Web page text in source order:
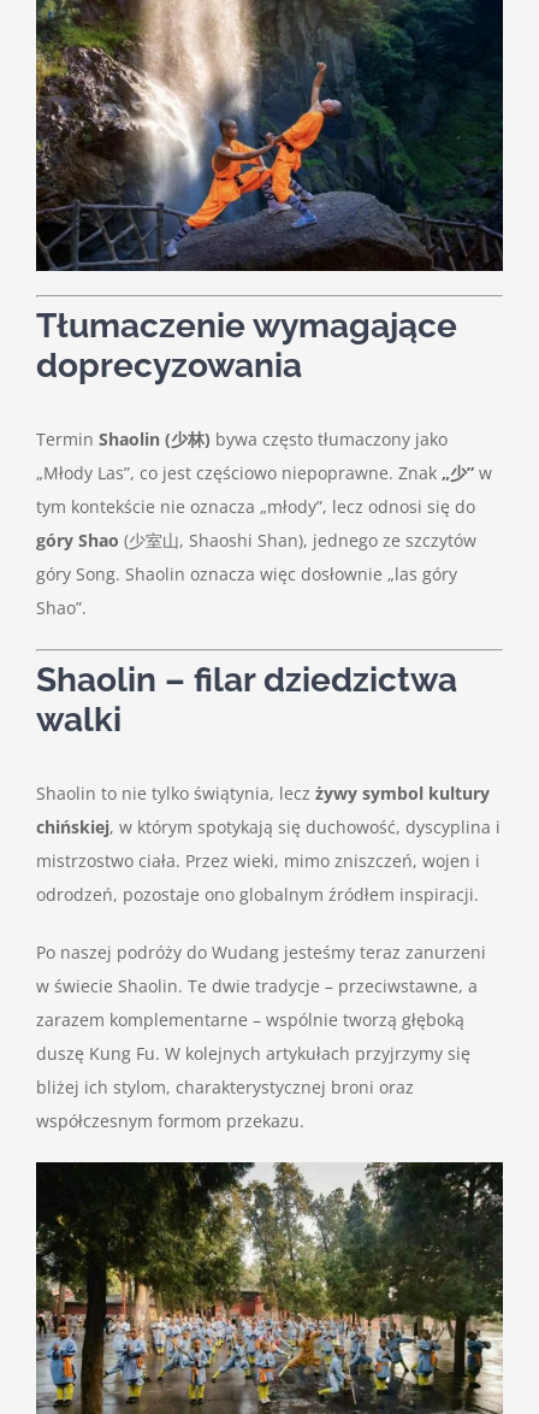
Tłumaczenie wymagające
doprecyzowania
Termin Shaolin (少林) bywa często tłumaczony jako
„Młody Las”, co jest częściowo niepoprawne. Znak „少”w
tym kontekście nie oznacza „młody”, lecz odnosi się do
góry Shao (少室山, Shaoshi Shan), jednego ze szczytów
góry Song. Shaolin oznacza więc dosłownie „las góry
Shao”.
Shaolin – filar dziedzictwa
walki
Shaolin to nie tylko świątynia, lecz żywy symbol kultury
chińskiej, w którym spotykają się duchowość, dyscyplina i
mistrzostwo ciała. Przez wieki, mimo zniszczeń, wojen i
odrodzeń, pozostaje ono globalnym źródłem inspiracji.
Po naszej podróży do Wudang jesteśmy teraz zanurzeni
w świecie Shaolin. Te dwie tradycje – przeciwstawne, a
zarazem komplementarne – wspólnie tworzą głęboką
duszę Kung Fu. W kolejnych artykułach przyjrzymy się
bliżej ich stylom, charakterystycznej broni oraz
współczesnym formom przekazu.